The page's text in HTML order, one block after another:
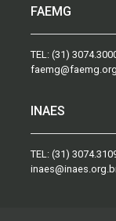
FAEMG
TEL: (31)
INAES
TEL: (31)